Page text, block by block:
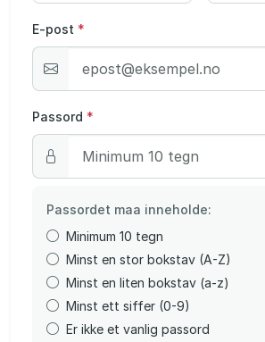
E-post *
Passord *
Passordet maa inneholde:
Minimum 10 tegn
Minst en stor bokstav (A-Z)
Minst en liten bokstav (a-z)
Minst ett siffer (0-9)
Er ikke et vanlig passord